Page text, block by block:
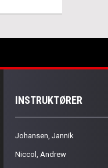
INSTRUKTØRER
Johansen, Jannik
Niccol, Andrew